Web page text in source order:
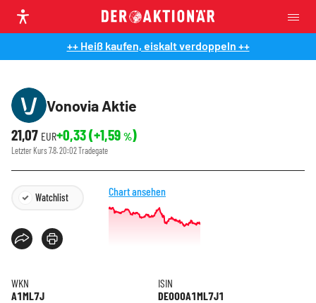
++ Heiß kaufen, eiskalt verdoppeln ++
Vonovia Aktie
21,07 EUR+0,33(+1,59 %)
Letzter Kurs7.8. 20:02Tradegate
Watchlist Chart ansehen
WKN
A1ML7J
ISIN
DE000A1ML7J1